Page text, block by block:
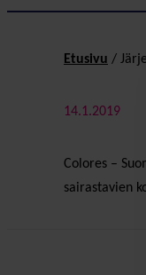
Etusivu /
14.1.2019
Colores –
sairastavien